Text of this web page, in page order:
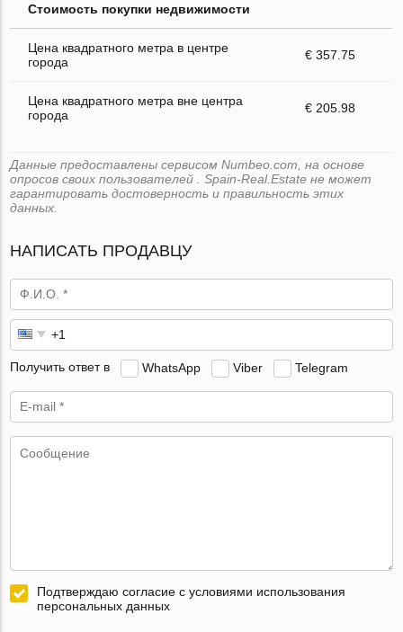
Стоимость покупки недвижимости
Цена квадратного метра в центре
города
€ 357.75
Цена квадратного метра вне центра
города
€ 205.98
Данные предоставлены сервисом Numbeo.com, на основе
опросов своих пользователей . Spain-Real.Estate не может
гарантировать достоверность и правильность этих
данных.
НАПИСАТЬ ПРОДАВЦУ
Получить ответ в WhatsApp Viber Telegram
Подтверждаю согласие с условиями использования
персональных данных